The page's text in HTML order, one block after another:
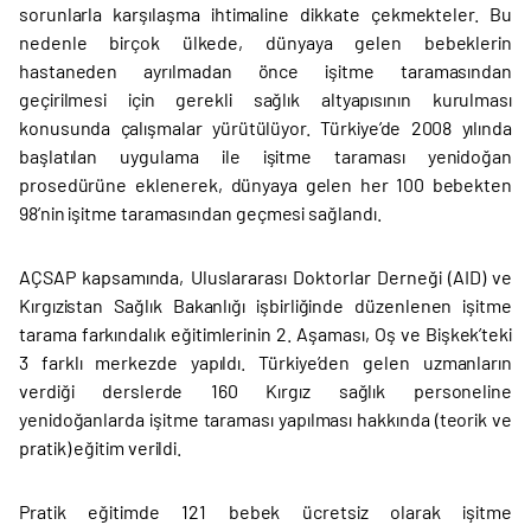
sorunlarla karşılaşma ihtimaline dikkate çekmekteler. Bu
nedenle birçok ülkede, dünyaya gelen bebeklerin
hastaneden ayrılmadan önce işitme taramasından
geçirilmesi için gerekli sağlık altyapısının kurulması
konusunda çalışmalar yürütülüyor. Türkiye’de 2008 yılında
başlatılan uygulama ile işitme taraması yenidoğan
prosedürüne eklenerek, dünyaya gelen her 100 bebekten
98’nin işitme taramasından geçmesi sağlandı.
AÇSAP kapsamında, Uluslararası Doktorlar Derneği (AID) ve
Kırgızistan Sağlık Bakanlığı işbirliğinde düzenlenen işitme
tarama farkındalık eğitimlerinin 2. Aşaması, Oş ve Bişkek’teki
3 farklı merkezde yapıldı. Türkiye’den gelen uzmanların
verdiği derslerde 160 Kırgız sağlık personeline
yenidoğanlarda işitme taraması yapılması hakkında (teorik ve
pratik) eğitim verildi.
Pratik eğitimde 121 bebek ücretsiz olarak işitme